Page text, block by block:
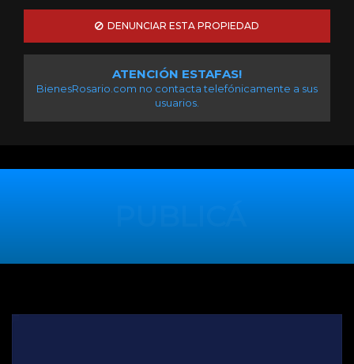
DENUNCIAR ESTA PROPIEDAD
ATENCIÓN ESTAFAS!
BienesRosario.com no contacta telefónicamente a sus
usuarios.